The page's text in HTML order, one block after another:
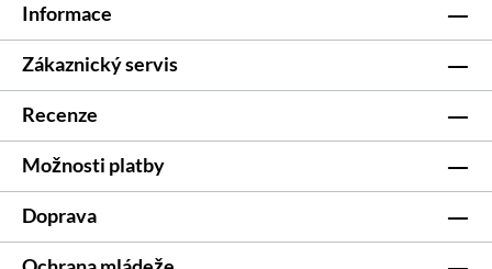
Informace
Zákaznický servis
Recenze
Možnosti platby
Doprava